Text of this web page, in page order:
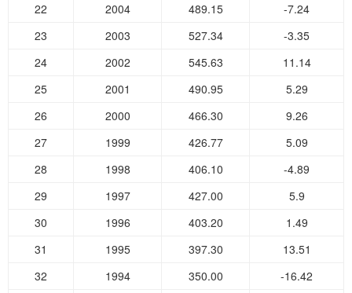
22
2004 489.15
-7.24
23
2003 527.34
-3.35
24
2002 545.63
11.14
25
2001 490.95
5.29
26
2000 466.30
9.26
27
1999 426.77
5.09
28
1998 406.10
-4.89
29
1997 427.00
5.9
30
1996 403.20
1.49
31
1995 397.30
13.51
32
1994 350.00
-16.42